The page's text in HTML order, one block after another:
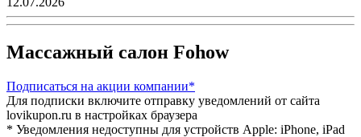
Массажный салон Fohow
Подписаться на акции компании*
Для подписки включите отправку уведомлений от сайта
lovikupon.ru в настройках браузера
* Уведомления недоступны для устройств Apple: iPhone, iPad